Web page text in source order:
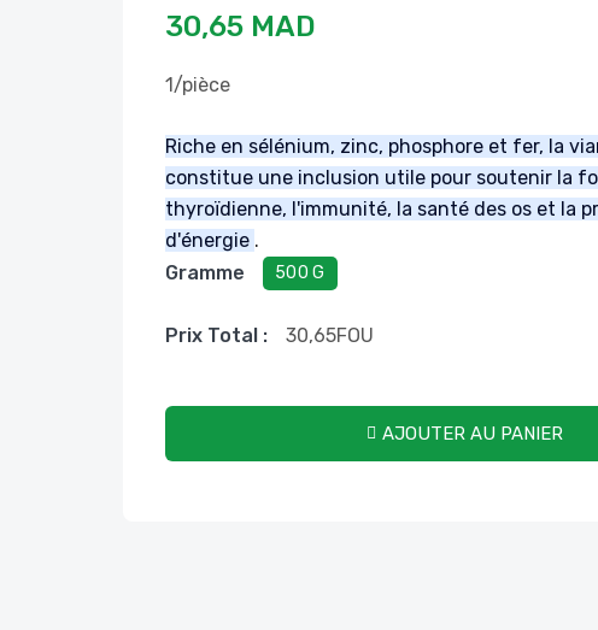
30,65 MAD
1/pièce
Riche en sélénium, zinc, phosphore et fer, la
constitue une inclusion utile pour soutenir la
thyroïdienne, l'immunité, la santé des os et la
d'énergie .
Gramme
500 G
Prix ​​total : 30,65FOU
AJOUTER AU PANIER